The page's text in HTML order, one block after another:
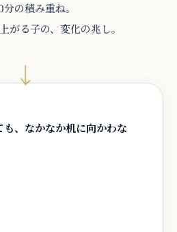
の積み重ね。
がる子の、変化の兆し。
も、なかなか机に向かわな
→